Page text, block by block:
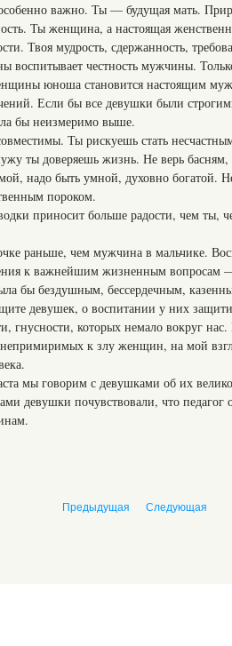
важно. Ты — будущая мать.
Ты женщина, а настоящая
Твоя мудрость, сдержанность,
честность мужчины.
юноша становится настоящим
Если бы все девушки были
бы неизмеримо выше.
Ты рискуешь стать
ты доверяешь жизнь. Не верь
надо быть умной, духовно богатой.
пороком.
приносит больше радости, чем ты,
раньше, чем мужчина в мальчике.
к важнейшим жизненным вопросам
бы бездушным, бессердечным,
девушек, о воспитании у них
гнусности, которых немало вокруг
к злу женщин, на мой
мы говорим с девушками об их
девушки почувствовали, что
Предыдущая Следующая